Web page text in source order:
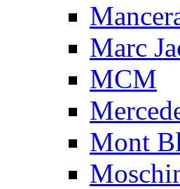
Marc
MCM
Mont